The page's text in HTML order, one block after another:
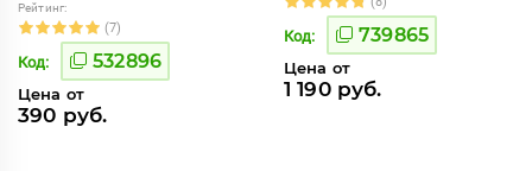
Рейтинг:
(7)
Код: 532896
Цена от
390 руб.
Код: 739865
Цена от
1 190 руб.